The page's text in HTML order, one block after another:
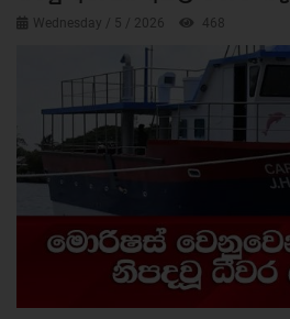
Wednesday / 5 / 2026 468